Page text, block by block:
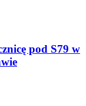
pod S79 w